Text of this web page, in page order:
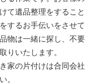
て遺品整理をすること
するお手伝いをさせて
物は一緒に探し、不要
りいたします。
家の片付けは合同会社
。